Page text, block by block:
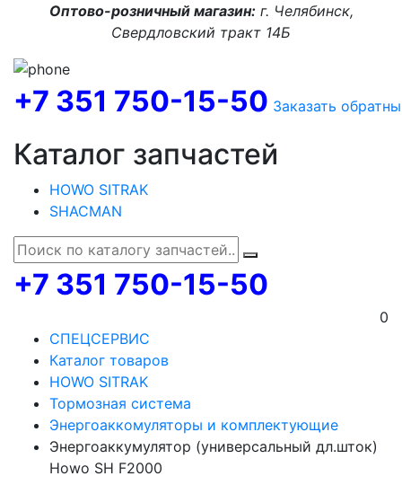
Оптово-розничный магазин:г. Челябинск,
Свердловский тракт 14Б
+7 351 750-15-50 Заказать
Каталог запчастей
HOWO SITRAK
SHACMAN
+7 351 750-15-50
0
СПЕЦСЕРВИС
Каталог товаров
HOWO SITRAK
Тормозная система
Энергоаккомуляторы и комплектующие
Энергоаккумулятор (универсальный дл.шток)
Howo SH F2000